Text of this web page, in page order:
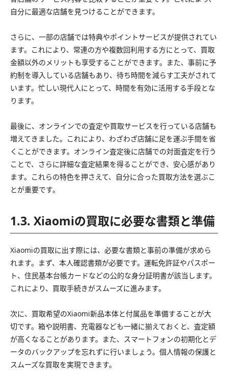
自分に最適な店舗を見つけることができます。
さらに、一部の店舗では特典やポイントサービスが提供されてい
ます。これにより、常連の方や複数回利用する方にとって、買取
金額以外のメリットも享受することができます。また、事前に予
約制を導入している店舗もあり、待ち時間を減らす工夫がされて
います。忙しい現代人にとって、時間を有効に活用する手段とな
ります。
最後に、オンラインでの査定や買取サービスを行っている店舗も
増えてきました。これにより、わざわざ店舗に足を運ぶ手間を省
くことができます。オンライン査定後に店舗での対面査定を行う
ことで、さらに詳細な査定結果を得ることができ、安心感があり
ます。これらの特色を押さえて、自分に合った買取方法を選ぶこ
とが重要です。
1.3. Xiaomiの買取に必要な書類と準備
Xiaomiの買取に出す際には、必要な書類と事前の準備が求めら
れます。まず、本人確認書類が必要です。運転免許証やパスポー
ト、住民基本台帳カードなどの公的な身分証明書が該当します。
これにより、買取手続きがスムーズに進みます。
次に、買取希望のXiaomi新品本体と付属品を準備することが大
切です。箱や説明書、充電器なども一緒に揃えておくと、査定額
が高くなることがあります。また、スマートフォンの初期化とデ
ータのバックアップを忘れずに行いましょう。個人情報の保護と
スムーズな買取を実現できます。